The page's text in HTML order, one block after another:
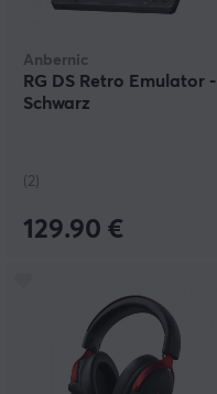
Anbernic
RG DS Retro Emulator -
Schwarz
(2)
129.90 €